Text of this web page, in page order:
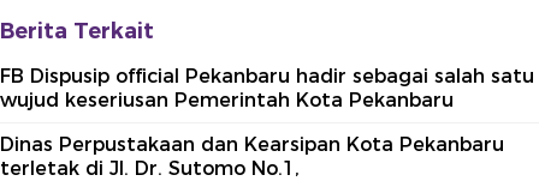
Berita Terkait
FB Dispusip official Pekanbaru hadir sebagai salah satu
wujud keseriusan Pemerintah Kota Pekanbaru
Dinas Perpustakaan dan Kearsipan Kota Pekanbaru
terletak di Jl. Dr. Sutomo No.1,